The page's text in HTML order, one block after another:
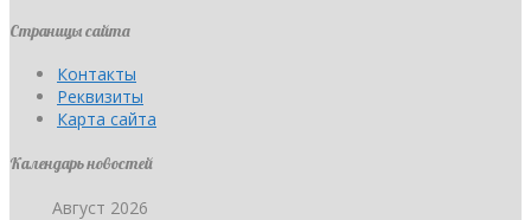
Страницы сайта
Контакты
Реквизиты
Карта сайта
Календарь новостей
Август 2026